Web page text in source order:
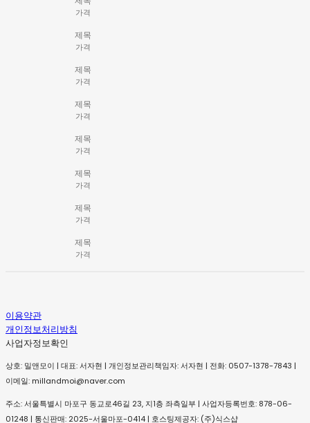
가격
제목
가격
제목
가격
제목
가격
제목
가격
제목
가격
제목
가격
제목
가격
이용약관
개인정보처리방침
사업자정보확인
상호: 밀앤모이 | 대표: 서자현 | 개인정보관리책임자: 서자현 | 전화: 0507-1378-7843 |
이메일: millandmoi@naver.com
주소: 서울특별시 마포구 동교로46길 23, 지1층 좌측일부 | 사업자등록번호: 878-06-
01248 | 통신판매: 2025-서울마포-0414 | 호스팅제공자: (주)식스샵